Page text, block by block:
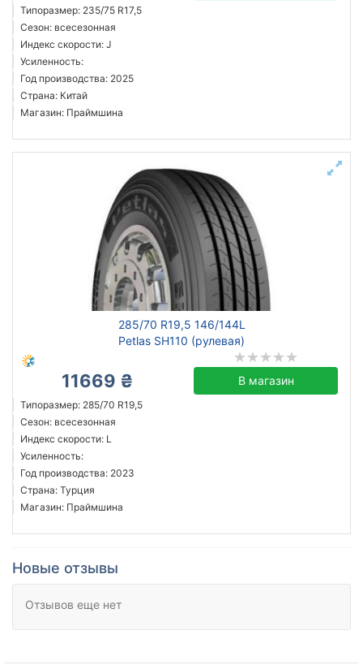
Типоразмер: 235/75 R17,5
Сезон: всесезонная
Индекс скорости: J
Усиленность:
Год производства: 2025
Страна: Китай
Магазин: Праймшина
285/70 R19,5 146/144L
Petlas SH110 (рулевая)
11669 ₴ В магазин
Типоразмер: 285/70 R19,5
Сезон: всесезонная
Индекс скорости: L
Усиленность:
Год производства: 2023
Страна: Турция
Магазин: Праймшина
Новые отзывы
Отзывов еще нет